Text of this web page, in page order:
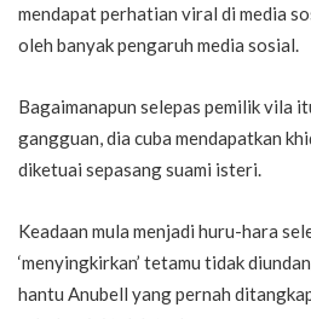
mendapat perhatian viral di media
oleh banyak pengaruh media sosial.
Bagaimanapun selepas pemilik vila
gangguan, dia cuba mendapatkan
diketuai sepasang suami isteri.
Keadaan mula menjadi huru-hara
‘menyingkirkan’ tetamu tidak
hantu Anubell yang pernah